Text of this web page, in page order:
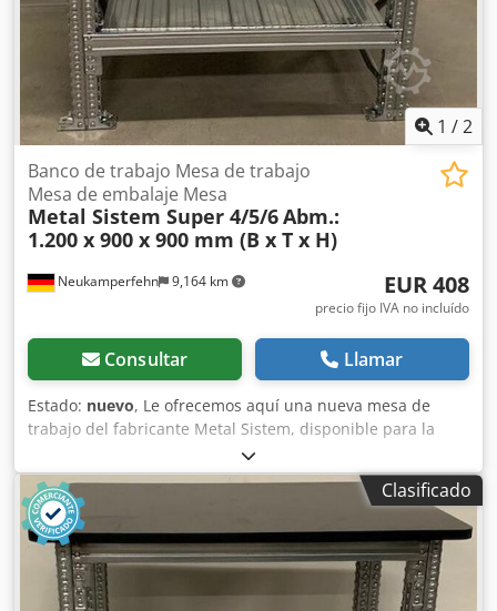
trabajo, nuevos Tipo de travesaño: TS Dimensiones del
perfil: 70 x 42 x 3 mm Luz libre: 920 mm Color del material:
totalmente galvanizado Djdpfxohq Txhs Akwekr 01 tablero
de trabajo, nuevo Tipo de madera: MDF Grosor: 28 mm
Dimensiones: 900 x 1.200 mm Color del material: negro 03
estantes de acero, nuevos Dimensiones: 300 x 700 mm
Tipo: H29/D 02 ruedas giratorias, nuevas 02 ruedas
giratorias con freno, nuevas 01 juego de escuadras, nuevo
Para fijar el tablero de trabajo 08 ganchos de seguridad,
nuevos Color del material: totalmente galvanizado
1 /2
Neukamperfehn 9,164 km
Banco de trabajo Mesa de trabajo
Mesa de embalaje Mesa
Metal Sistem Super 4/5/6Abm.:
1.200 x 900 x 900 mm (B x T x H)
EUR 408
precio fijo IVA no incluído
Consultar Llamar
Estado: nuevo, Le ofrecemos aquí una nueva mesa de
trabajo del fabricante Metal Sistem, disponible para la
venta. Plazo de entrega: aproximadamente 3-4 semanas.
Datos técnicos de la mesa de trabajo: Fabricante: Metal
Sistem Tipo: Super 4/5/6 Ancho de la mesa de trabajo:
1.200 mm Profundidad de la mesa de trabajo: 900 mm
Altura de la mesa de trabajo: 900 mm El suministro
incluye: 02 soportes para mesa de trabajo, nuevos Color
del material: completamente galvanizado Tipo de soporte:
Clasificado